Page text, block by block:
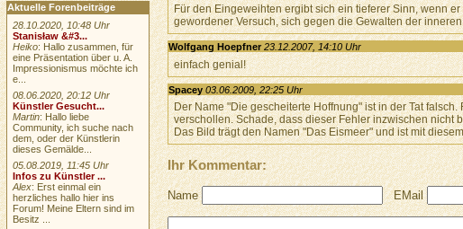
Für den Eingeweihten ergibt sich ein tieferer Sinn, wenn
gewordener Versuch, sich gegen die Gewalten der
Wolfgang Hoepfner 23.12.2007, 14:10 Uhr
einfach genial!
Spacey 03.06.2009, 22:25 Uhr
Der Name "Die gescheiterte Hoffnung" ist in der Tat
verschollen. Schade, dass dieser Fehler inzwischen nicht
Das Bild trägt den Namen "Das Eismeer" und ist mit
Ihr Kommentar:
Name EMail
Aktuelle Forenbeiträge
28.10.2020, 10:48 Uhr
Stanisław &#3...
Heiko: Hallo zusammen, für
eine Präsentation über u. A.
Impressionismus möchte ich
e...
08.06.2020, 20:12 Uhr
Künstler Gesucht...
Martin: Hallo liebe
Community, ich suche nach
dem, oder der Künstlerin
dieses Gemälde...
05.08.2019, 11:45 Uhr
Infos zu Künstler ...
Alex: Erst einmal ein
herzliches hallo hier ins
Forum! Meine Eltern sind im
Besitz ...